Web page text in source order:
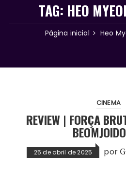
TAG: HEO
Página inicial Heo
CINEMA
REVIEW | FORÇA
25 de abril de 2025 por